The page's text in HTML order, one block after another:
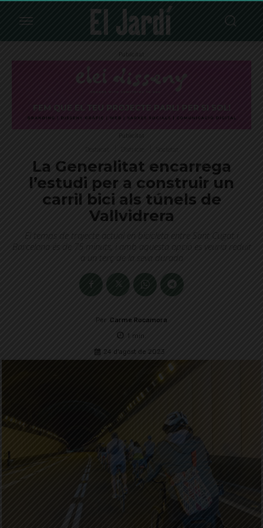
Publicitat
Publicitat
La Generalitat encarrega
l’estudi per a construir un
carril bici als túnels de
Vallvidrera
El temps de trajecte actual en bicicleta entre Sant Cugat i
Barcelona és de 75 minuts, i amb aquesta opció es veuria reduït
a un terç de la seva durada
Per Carme Rocamora
1 min.
24 d'agost de 2023